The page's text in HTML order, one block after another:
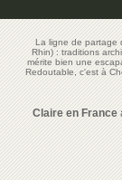
La ligne de partage
Rhin) : traditions
mérite bien une
Redoutable, c'est à
Claire en France